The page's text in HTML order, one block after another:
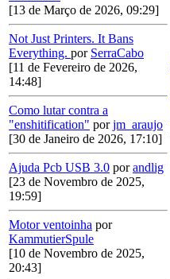
[13 de Março de 2026, 09:29]
Not Just Printers. It Bans
Everything. por SerraCabo
[11 de Fevereiro de 2026,
14:48]
Como lutar contra a
"enshitification" porjm_araujo
[30 de Janeiro de 2026, 17:10]
Ajuda Pcb USB 3.0 porandlig
[23 de Novembro de 2025,
19:59]
Motor ventoinha por
KammutierSpule
[10 de Novembro de 2025,
20:43]